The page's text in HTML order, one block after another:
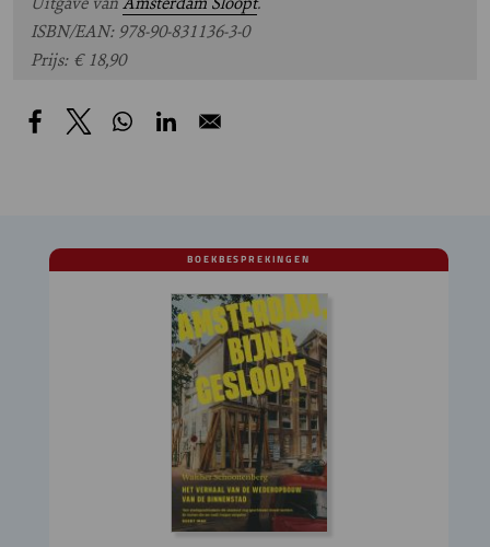
ISBN/EAN: 978-90-831136-3-0
Prijs: € 18,90
BOEKBESPREKINGEN